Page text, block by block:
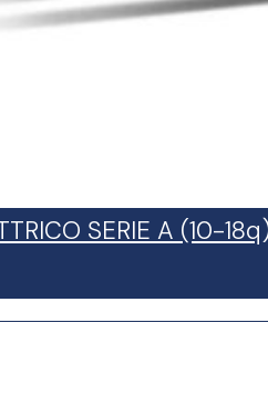
SERIE A (10-